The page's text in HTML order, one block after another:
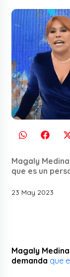
Magaly
que es un
23 May 2023
Magaly
demanda que